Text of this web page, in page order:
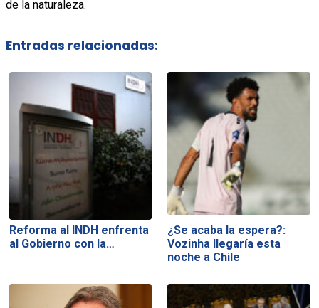
de la naturaleza.
Entradas relacionadas:
Reforma al INDH enfrenta
al Gobierno con la…
¿Se acaba la espera?:
Vozinha llegaría esta
noche a Chile